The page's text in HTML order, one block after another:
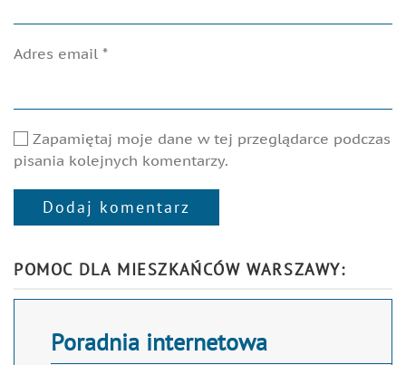
Adres email *
Zapamiętaj moje dane w tej przeglądarce podczas
pisania kolejnych komentarzy.
Dodaj komentarz
POMOC DLA MIESZKAŃCÓW WARSZAWY:
Poradnia internetowa